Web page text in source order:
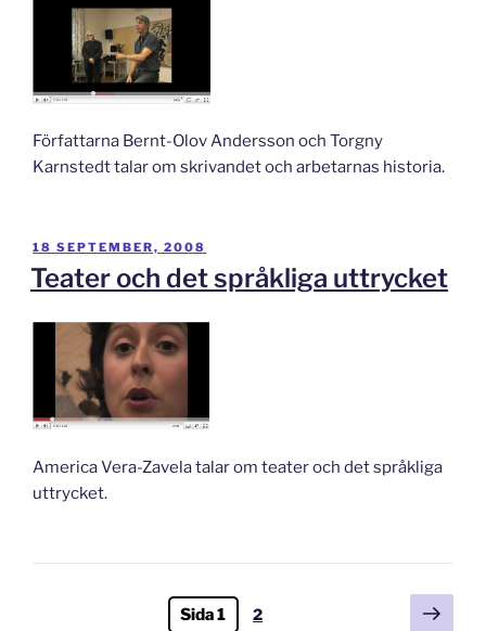
Författarna Bernt-Olov Andersson och Torgny
Karnstedt talar om skrivandet och arbetarnas historia.
PUBLICERAT
18 SEPTEMBER, 2008
Teater och det språkliga uttrycket
America Vera-Zavela talar om teater och det språkliga
uttrycket.
Sidnumrering Sida1 Sida
2